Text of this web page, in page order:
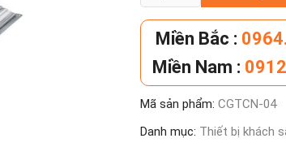
gạt
tàn
thuốc
công
cộng
số
lượng
Miền Bắc :
Miền Nam :
Mã sản phẩm: CGTCN-04
Danh mục: Thiết bị khách